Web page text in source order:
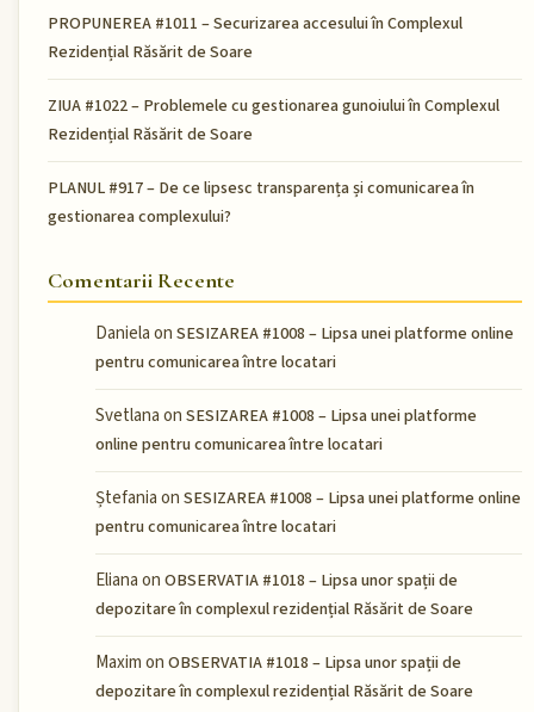
PROPUNEREA #1011 – Securizarea accesului în Complexul
Rezidențial Răsărit de Soare
ZIUA #1022 – Problemele cu gestionarea gunoiului în Complexul
Rezidențial Răsărit de Soare
PLANUL #917 – De ce lipsesc transparența și comunicarea în
gestionarea complexului?
Comentarii Recente
Danielaon SESIZAREA #1008 – Lipsa unei platforme online
pentru comunicarea între locatari
Svetlanaon SESIZAREA #1008 – Lipsa unei platforme
online pentru comunicarea între locatari
Ștefaniaon SESIZAREA #1008 – Lipsa unei platforme online
pentru comunicarea între locatari
Elianaon OBSERVATIA #1018 – Lipsa unor spații de
depozitare în complexul rezidențial Răsărit de Soare
Maximon OBSERVATIA #1018 – Lipsa unor spații de
depozitare în complexul rezidențial Răsărit de Soare